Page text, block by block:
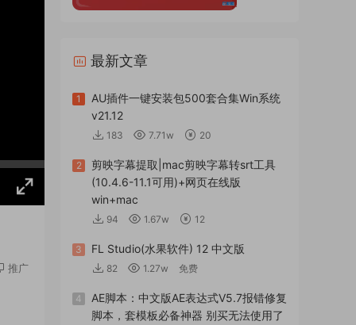
推广
最新文章
1
AU插件一键安装包500套合集Win系统
v21.12
183 7.71w 20
2
剪映字幕提取|mac剪映字幕转srt工具
(10.4.6-11.1可用)+网页在线版
win+mac
94 1.67w 12
3 FL Studio(水果软件) 12 中文版
82 1.27w 免费
4
AE脚本：中文版AE表达式V5.7报错修复
脚本，套模板必备神器 别买无法使用了